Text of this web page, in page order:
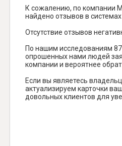
К сожалению, по компании
найдено отзывов в системах
Отсутствие отзывов
По нашим исследованиям
опрошенных нами людей
компании и вероятнее
Если вы являетесь
актуализируем карточки
довольных клиентов для